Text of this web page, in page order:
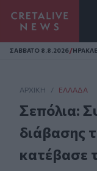
Homepage
ΣAΒΒΑΤΟ 8.8.2026/
ΑΡΧΙΚΗ / ΕΛΛΆΔΑ
Σεπόλια:
διάβασης
κατέβασε